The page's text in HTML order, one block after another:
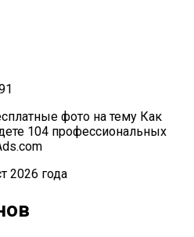
фото на тему Как
104 профессиональных
2026 года